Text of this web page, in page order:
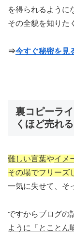
を得られるように
その全貌を知りた
⇒今すぐ秘密を見
裏コピーラ
くほど売れる
難しい言葉やイメ
その場でフリーズ
一気に失せて、そ
ですからブログの
ように「とことん